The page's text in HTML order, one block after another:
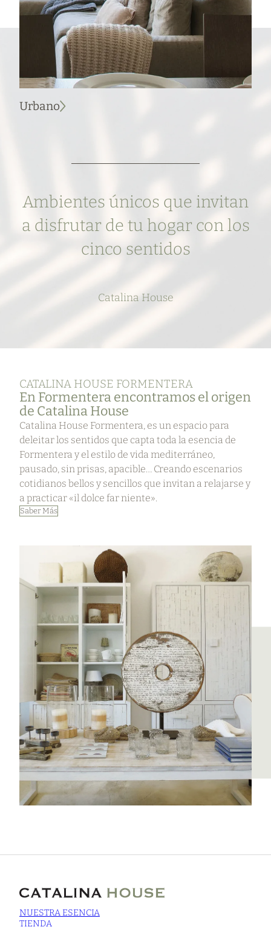
Urbano
Ambientes únicos que invitan
a disfrutar de tu hogar con los
cinco sentidos
Catalina House
CATALINA HOUSE FORMENTERA
En Formentera encontramos el origen
de Catalina House
Catalina House Formentera, es un espacio para
deleitar los sentidos que capta toda la esencia de
Formentera y el estilo de vida mediterráneo,
pausado, sin prisas, apacible… Creando escenarios
cotidianos bellos y sencillos que invitan a relajarse y
a practicar «il dolce far niente».
Saber Más
NUESTRA ESENCIA
TIENDA